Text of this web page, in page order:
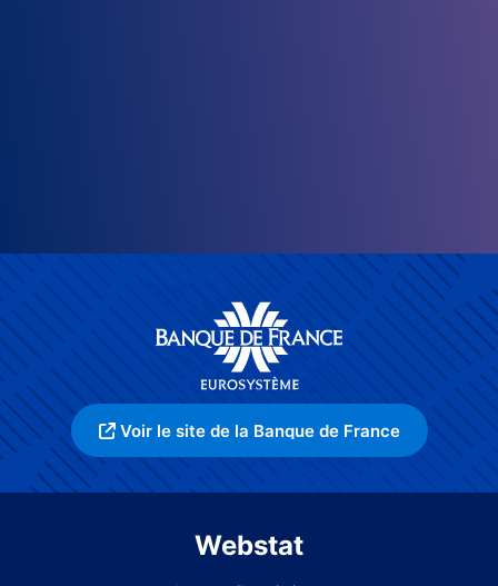
Voir le site de la Banque de France
Webstat